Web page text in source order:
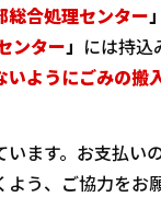
総合処理センター」
ンター」 には持込
ようにごみの搬
います。お支払い
う、ご協力をお